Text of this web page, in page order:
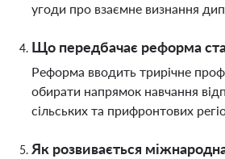
угоди про взаємне визнання
Що передбачає реформа
Реформа вводить трирічне
обирати напрямок навчання
сільських та прифронтових
Як розвивається